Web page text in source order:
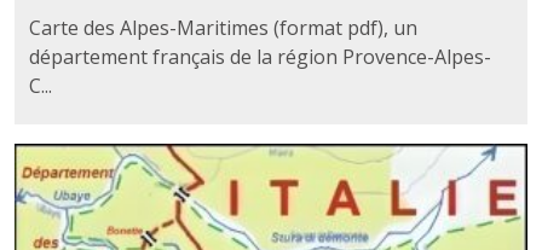
Carte des Alpes-Maritimes (format pdf), un
département français de la région Provence-Alpes-
C...